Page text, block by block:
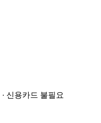
· 신용카드 불필요